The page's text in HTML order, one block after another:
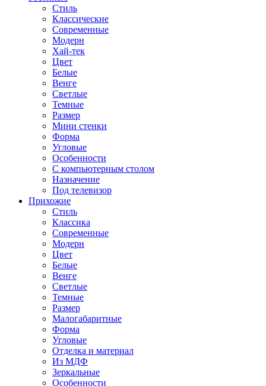
Стиль
Классические
Современные
Модерн
Хай-тек
Цвет
Белые
Венге
Светлые
Темные
Размер
Мини стенки
Форма
Угловые
Особенности
С компьютерным столом
Назначение
Под телевизор
Прихожие
Стиль
Классика
Современные
Модерн
Цвет
Белые
Венге
Светлые
Темные
Размер
Малогабаритные
Форма
Угловые
Отделка и материал
Из МДФ
Зеркальные
Особенности